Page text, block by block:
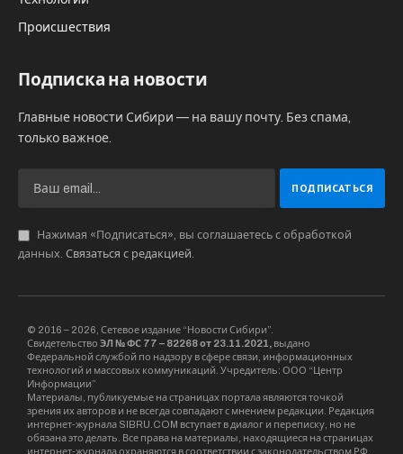
Происшествия
Подписка на новости
Главные новости Сибири — на вашу почту. Без спама,
только важное.
Нажимая «Подписаться», вы соглашаетесь с обработкой
данных. Связаться с редакцией.
© 2016 – 2026, Сетевое издание “Новости Сибири”.
Свидетельство ЭЛ № ФС 77 – 82268 от 23.11.2021, выдано
Федеральной службой по надзору в сфере связи, информационных
технологий и массовых коммуникаций. Учредитель: ООО “Центр
Информации”
Материалы, публикуемые на страницах портала являются точкой
зрения их авторов и не всегда совпадают с мнением редакции. Редакция
интернет-журнала SIBRU.COM вступает в диалог и переписку, но не
обязана это делать. Все права на материалы, находящиеся на страницах
интернет-журнала охраняются в соответствии с законодательством РФ,